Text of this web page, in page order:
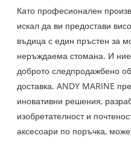
Като професионален
искал да ви предостави
въдица с един пръстен за
неръждаема стомана. И
доброто следпродажбено
доставка. ANDY MARINE
иновативни решения,
изобретателност и
аксесоари по поръчка,